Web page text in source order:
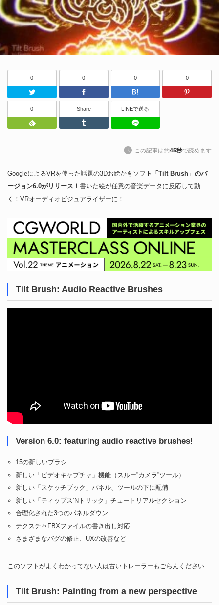
0
Twitter
0
Facebook
0
はてなブッ
0
0
Feedly
Share
Tumblr
LINEで送る
この記事は約45秒で読めます
GoogleによるVRを使った話題の3Dお絵かきソフ ト「Tilt Brush」のバ
ージョン6.0がリリース！ 書いた絵が任意の音楽データに反応して動
く！VRオーディオビジュアライザーに！
Tilt Brush: Audio Reactive Brushes
Version 6.0: featuring audio reactive brushes!
15の新しいブラシ
新しい「ビデオキャプチャ」機能（スルー”カメラ”ツール）
新しい「スケッチブック」パネル、ツールの下に配備
新しい「ティップス’Nトリック」チュートリアルセクション
合理化された3つのパネルダウン
テクスチャFBXファイルの書き出し対応
さまざまなバグの修正、UXの改善など
このソフトがよくわかってない人は古いトレーラーもごらんください
Tilt Brush: Painting from a new perspective